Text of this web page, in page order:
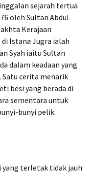
sejarah tertua
oleh Sultan Abdul
Kerajaan
Istana Jugra ialah
Syah iaitu Sultan
dalam keadaan yang
Satu cerita menarik
besi yang berada di
sementara untuk
bunyi pelik.
yang terletak tidak jauh